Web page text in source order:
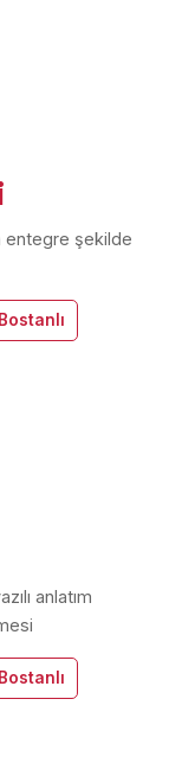
entegre şekilde
Bostanlı
anlatım
Bostanlı